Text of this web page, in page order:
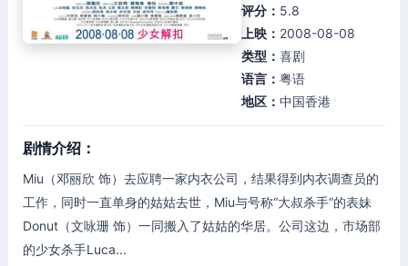
评分： 5.8
上映： 2008-08-08
类型： 喜剧
语言： 粤语
地区： 中国香港
剧情介绍：
Miu（邓丽欣 饰）去应聘一家内衣公司，结果得到内衣调查员的
工作，同时一直单身的姑姑去世，Miu与号称“大叔杀手”的表妹
Donut（文咏珊 饰）一同搬入了姑姑的华居。公司这边，市场部
的少女杀手Luca...